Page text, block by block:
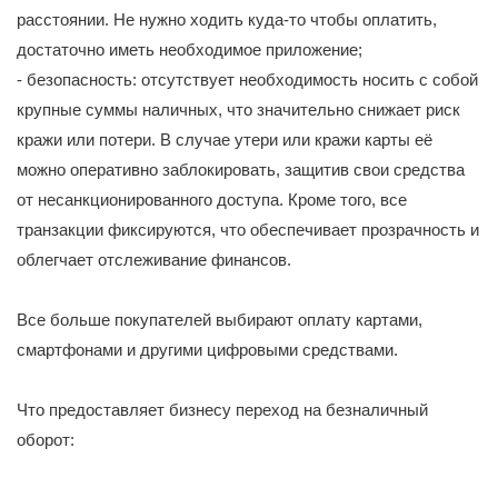
расстоянии. Не нужно ходить куда-то чтобы оплатить,
достаточно иметь необходимое приложение;
- безопасность: отсутствует необходимость носить с собой
крупные суммы наличных, что значительно снижает риск
кражи или потери. В случае утери или кражи карты её
можно оперативно заблокировать, защитив свои средства
от несанкционированного доступа. Кроме того, все
транзакции фиксируются, что обеспечивает прозрачность и
облегчает отслеживание финансов.
Все больше покупателей выбирают оплату картами,
смартфонами и другими цифровыми средствами.
Что предоставляет бизнесу переход на безналичный
оборот: